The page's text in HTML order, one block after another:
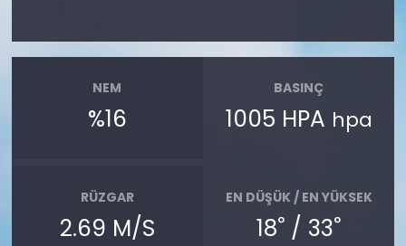
NEM
%16
BASINÇ
1005 HPA hpa
RÜZGAR
2.69 M/S
EN DÜŞÜK / EN YÜKSEK
18° / 33°